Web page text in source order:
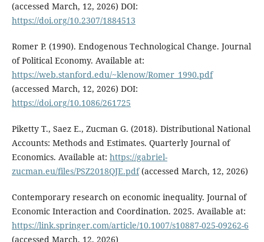
(accessed March, 12, 2026) DOI:
https://doi.org/10.2307/1884513
Romer P. (1990). Endogenous Technological Change. Journal
of Political Economy. Available at:
https://web.stanford.edu/~klenow/Romer_1990.pdf
(accessed March, 12, 2026) DOI:
https://doi.org/10.1086/261725
Piketty T., Saez E., Zucman G. (2018). Distributional National
Accounts: Methods and Estimates. Quarterly Journal of
Economics. Available at: https://gabriel-
zucman.eu/files/PSZ2018QJE.pdf(accessed March, 12, 2026)
Contemporary research on economic inequality. Journal of
Economic Interaction and Coordination. 2025. Available at:
https://link.springer.com/article/10.1007/s10887-025-09262-6
(accessed March, 12, 2026)